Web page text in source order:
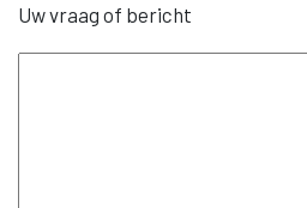
Uw vraag of bericht